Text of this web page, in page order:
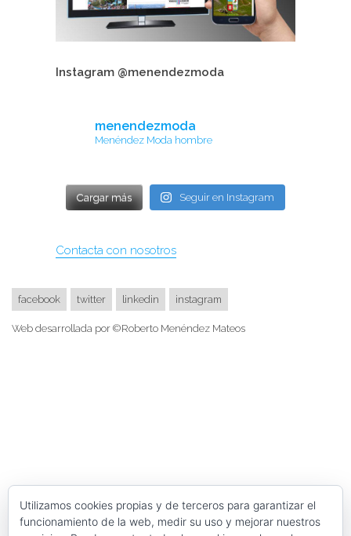
Instagram @menendezmoda
menendezmoda
Menéndez Moda hombre
Cargar más Seguir en Instagram
Contacta con nosotros
facebook twitter linkedin instagram
Web desarrollada por ©Roberto Menéndez Mateos
Utilizamos cookies propias y de terceros para garantizar el
funcionamiento de la web, medir su uso y mejorar nuestros